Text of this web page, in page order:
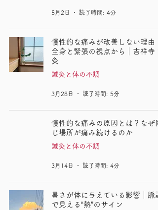
5月2日 読了時間: 4分
慢性的な痛みが改善しない理由
全身と緊張の視点から｜吉祥寺
灸
鍼灸と体の不調
3月28日 読了時間: 5分
慢性的な痛みの原因とは？なぜ
じ場所が痛み続けるのか
鍼灸と体の不調
3月14日 読了時間: 4分
暑さが体に与えている影響｜脈
で見える“熱”のサイン